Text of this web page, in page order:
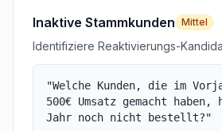
Inaktive Stammkunden Mittel
Identifiziere Reaktivierungs-
"Welche Kunden, die im
500€ Umsatz gemacht haben,
Jahr noch nicht bestellt?"